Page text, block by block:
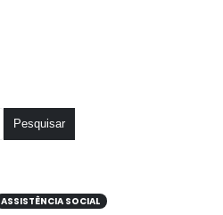
Pesquisar
ASSISTÊNCIA SOCIAL